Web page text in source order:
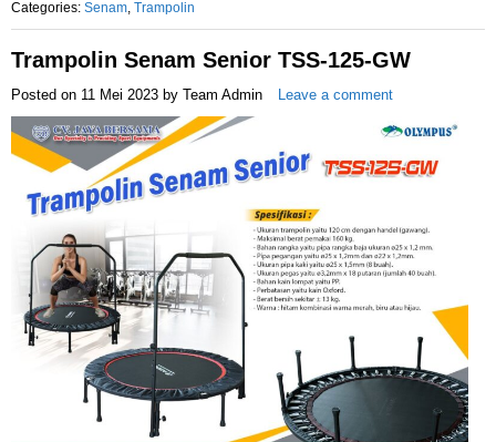
Categories: Senam Trampolin
Trampolin Senam Senior TSS-125-GW
Posted on 11 Mei 2023 by Team Admin Leave a comment